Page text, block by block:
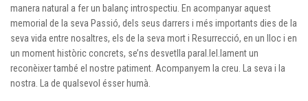
manera natural a fer un balanç introspectiu. En acompanyar aquest
memorial de la seva Passió, dels seus darrers i més importants dies de la
seva vida entre nosaltres, els de la seva mort i Resurrecció, en un lloc i en
un moment històric concrets, se’ns desvetlla paral.lel.lament un
reconèixer també el nostre patiment. Acompanyem la creu. La seva i la
nostra. La de qualsevol ésser humà.